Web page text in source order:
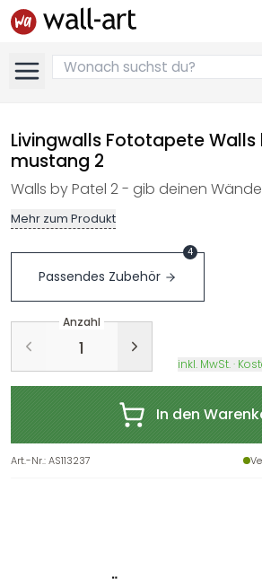
Livingwalls Fototapete Walls
mustang 2
Walls by Patel 2 - gib deinen
Mehr zum Produkt
Passendes Zubehör
4
Anzahl
inkl. MwSt. ·
In den
Art.-Nr.:AS113237